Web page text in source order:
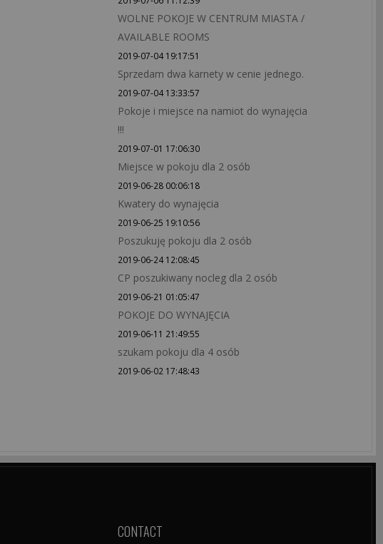
WOLNE POKOJE W CENTRUM MIASTA /
AVAILABLE ROOMS
2019-07-04 19:17:51
Sprzedam dwa karnety w cenie jednego.
2019-07-04 13:33:57
Pokoje i miejsce na namiot do wynajęcia
!!!
2019-07-01 17:06:30
Miejsce w pokoju dla 2 osób
2019-06-28 00:06:18
Kwatery do wynajęcia
2019-06-25 19:10:56
Poszukuję pokoju dla 2 osób
2019-06-24 12:08:45
CP poszukiwany nocleg dla 2 osób
2019-06-21 01:05:47
POKOJE DO WYNAJĘCIA
2019-06-11 21:49:55
szukam pokoju dla 4 osób
2019-06-02 17:48:43
CONTACT